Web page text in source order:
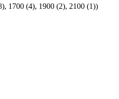
1700 (4), 1900 (2), 2100 (1))